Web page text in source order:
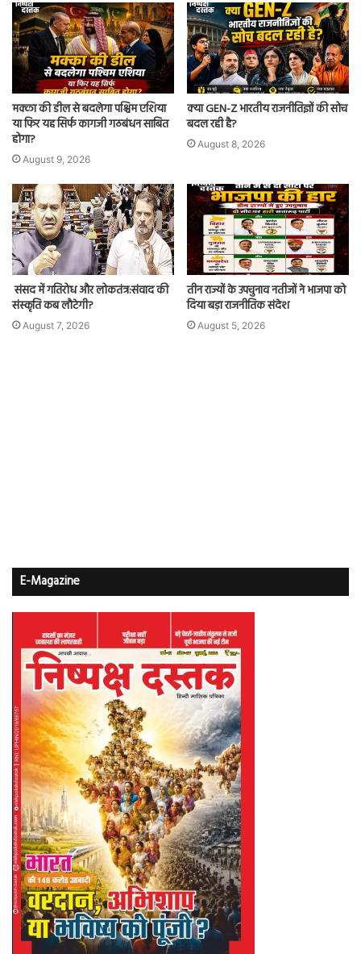
मक्का की डील से बदलेगा पश्चिम एशिया
या फिर यह सिर्फ कागजी गठबंधन साबित
होगा?
August 9, 2026
क्या GEN-Z भारतीय राजनीतिज्ञों की सोच
बदल रही है?
August 8, 2026
संसद में गतिरोध और लोकतंत्र:संवाद की
संस्कृति कब लौटेगी?
August 7, 2026
तीन राज्यों के उपचुनाव नतीजों ने भाजपा को
दिया बड़ा राजनीतिक संदेश
August 5, 2026
E-Magazine